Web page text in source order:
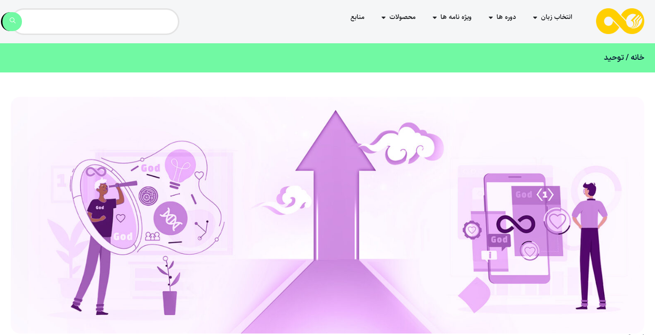
انتخاب زبان دوره ها ویژه نامه ها محصولات منابع
خانه / توحید